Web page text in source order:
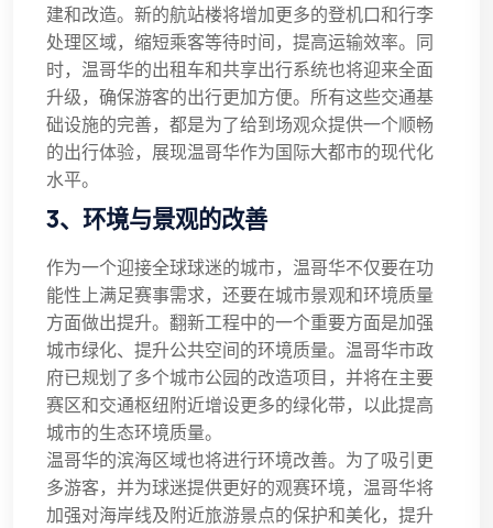
建和改造。新的航站楼将增加更多的登机口和行李
处理区域，缩短乘客等待时间，提高运输效率。同
时，温哥华的出租车和共享出行系统也将迎来全面
升级，确保游客的出行更加方便。所有这些交通基
础设施的完善，都是为了给到场观众提供一个顺畅
的出行体验，展现温哥华作为国际大都市的现代化
水平。
3、环境与景观的改善
作为一个迎接全球球迷的城市，温哥华不仅要在功
能性上满足赛事需求，还要在城市景观和环境质量
方面做出提升。翻新工程中的一个重要方面是加强
城市绿化、提升公共空间的环境质量。温哥华市政
府已规划了多个城市公园的改造项目，并将在主要
赛区和交通枢纽附近增设更多的绿化带，以此提高
城市的生态环境质量。
温哥华的滨海区域也将进行环境改善。为了吸引更
多游客，并为球迷提供更好的观赛环境，温哥华将
加强对海岸线及附近旅游景点的保护和美化，提升